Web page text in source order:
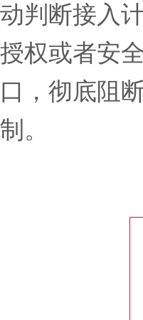
动判断接入
授权或者安
口，彻底阻
制。